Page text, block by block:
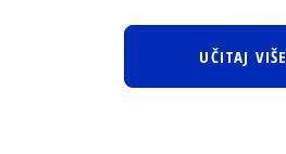
UČITAJ VIŠE